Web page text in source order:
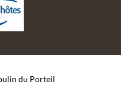
du Porteil